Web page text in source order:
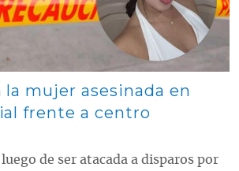
mujer asesinada en
frente a centro
de ser atacada a disparos por